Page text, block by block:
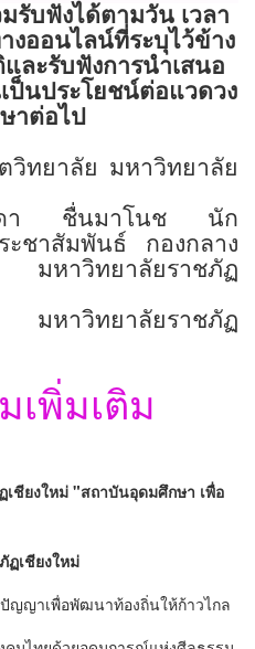
รับฟังได้ตามวัน เวลา
งออนไลน์ที่ระบุไว้ข้าง
และรับฟังการนำเสนอ
ป็นประโยชน์ต่อแวดวง
าต่อไป
ทยาลัย มหาวิทยาลัย
า ชื่นมาโนช นัก
ะชาสัมพันธ์ กองกลาง
ดี มหาวิทยาลัยราชภัฏ
หาวิทยาลัยราชภัฏ
พิ่มเติม
ชียงใหม่ "สถาบันอุดมศึกษา เพื่อ
ฏเชียงใหม่
ญญาเพื่อพัฒนาท้องถิ่นให้ก้าวไกล